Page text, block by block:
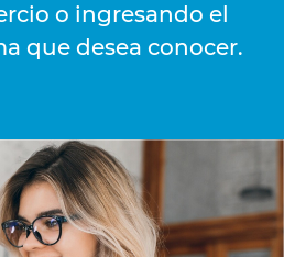
o ingresando el
que desea conocer.